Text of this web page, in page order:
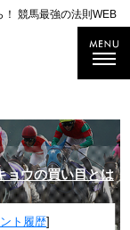
！ 競馬最強の法則WEB
ョウの買い目とは
ト履歴]